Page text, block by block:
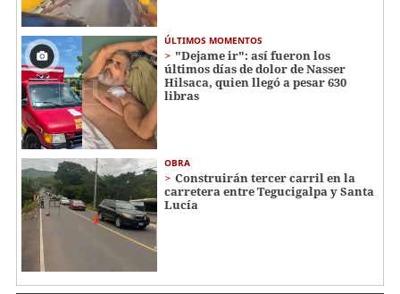
ÚLTIMOS MOMENTOS
"Dejame ir": así fueron los
últimos días de dolor de Nasser
Hilsaca, quien llegó a pesar 630
libras
OBRA
Construirán tercer carril en la
carretera entre Tegucigalpa y Santa
Lucía